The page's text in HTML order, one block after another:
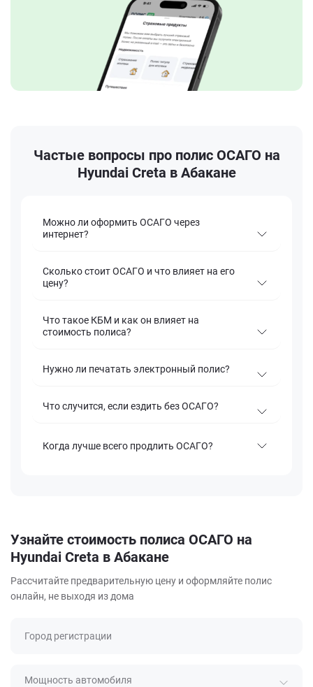
Частые вопросы про полис ОСАГО на
Hyundai Creta в Абакане
Можно ли оформить ОСАГО через
интернет?
Сколько стоит ОСАГО и что влияет на его
цену?
Что такое КБМ и как он влияет на
стоимость полиса?
Нужно ли печатать электронный полис?
Что случится, если ездить без ОСАГО?
Когда лучше всего продлить ОСАГО?
Узнайте стоимость полиса ОСАГО на
Hyundai Creta в Абакане
Рассчитайте предварительную цену и оформляйте полис
онлайн, не выходя из дома
Город регистрации
Мощность автомобиля